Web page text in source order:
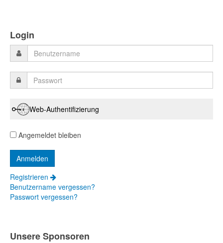
Login
Web-Authentifizierung
Angemeldet bleiben
Registrieren
Benutzername vergessen?
Passwort vergessen?
Unsere Sponsoren